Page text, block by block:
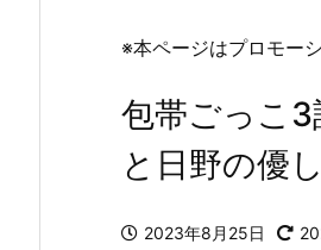
※本ページはプロモー
包帯ごっこ3
と日野の優
2023年8月25日